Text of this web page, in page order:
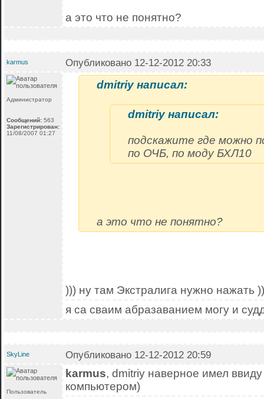
а это что не понятно?
karmus Опубликовано 12-12-2012 20:33
Администратор
Сообщений: 563
Зарегистрирован:
11/08/2007 01:27
dmitriy написал:
dmitriy написал:
подскажите где можно
по ОЧБ, по моду БХЛ10
а это что не понятно?
))) ну там Экстралига нужно нажать
я са сваим абразаванием могу и
SkyLine Опубликовано 12-12-2012 20:59
Пользователь
karmus, dmitriy наверное имел ввиду
компьютером)